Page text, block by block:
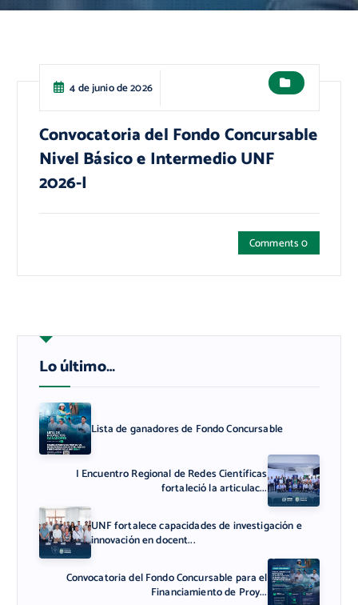
4 de junio de 2026
Convocatoria del Fondo Concursable
Nivel Básico e Intermedio UNF
2026-I
Comments 0
Lo último…
Lista de ganadores de Fondo Concursable
I Encuentro Regional de Redes Científicas
fortaleció la articulac...
UNF fortalece capacidades de investigación e
innovación en docent...
Convocatoria del Fondo Concursable para el
Financiamiento de Proy...